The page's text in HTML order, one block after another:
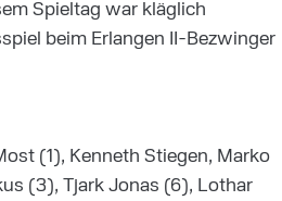
Spieltag war kläglich
beim Erlangen II-Bezwinger
(1), Kenneth Stiegen, Marko
(3), Tjark Jonas (6), Lothar